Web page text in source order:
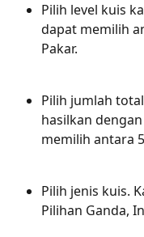
Pilih level kuis
dapat memilih
Pakar.
Pilih jumlah
hasilkan
memilih antara
Pilih jenis kuis.
Pilihan Ganda,